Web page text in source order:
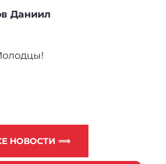
Даниил
НОВОСТИ ⟹